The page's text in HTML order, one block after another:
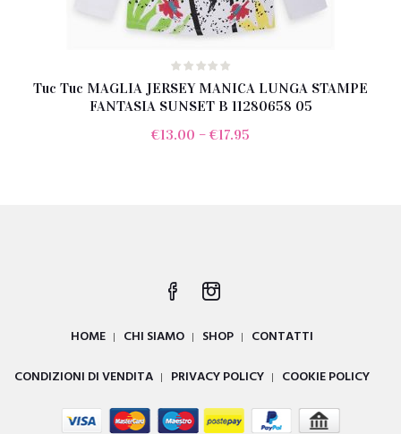
Tuc Tuc MAGLIA JERSEY MANICA LUNGA STAMPE
FANTASIA SUNSET B 11280658 05
€13.00 – €17.95
HOME CHI SIAMO SHOP
CONTATTI
CONDIZIONI DI VENDITA
PRIVACY POLICY COOKIE POLICY